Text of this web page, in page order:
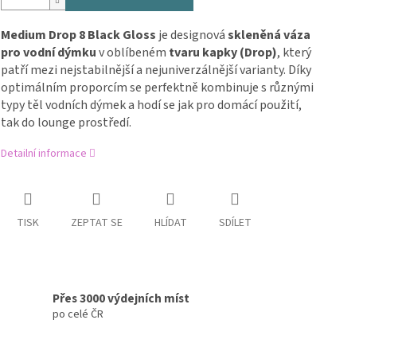
Medium Drop 8 Black Glossje designováskleněná váza
pro vodní dýmkuv oblíbeném tvaru kapky (Drop), který
patří mezi nejstabilnější a nejuniverzálnější varianty. Díky
optimálním proporcím se perfektně kombinuje s různými
typy těl vodních dýmek a hodí se jak pro domácí použití,
tak do lounge prostředí.
Detailní informace
TISK ZEPTAT SE HLÍDAT SDÍLET
Přes 3000 výdejních míst
po celé ČR